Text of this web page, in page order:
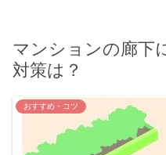
マンションの廊下
対策は？
おすすめ・コツ